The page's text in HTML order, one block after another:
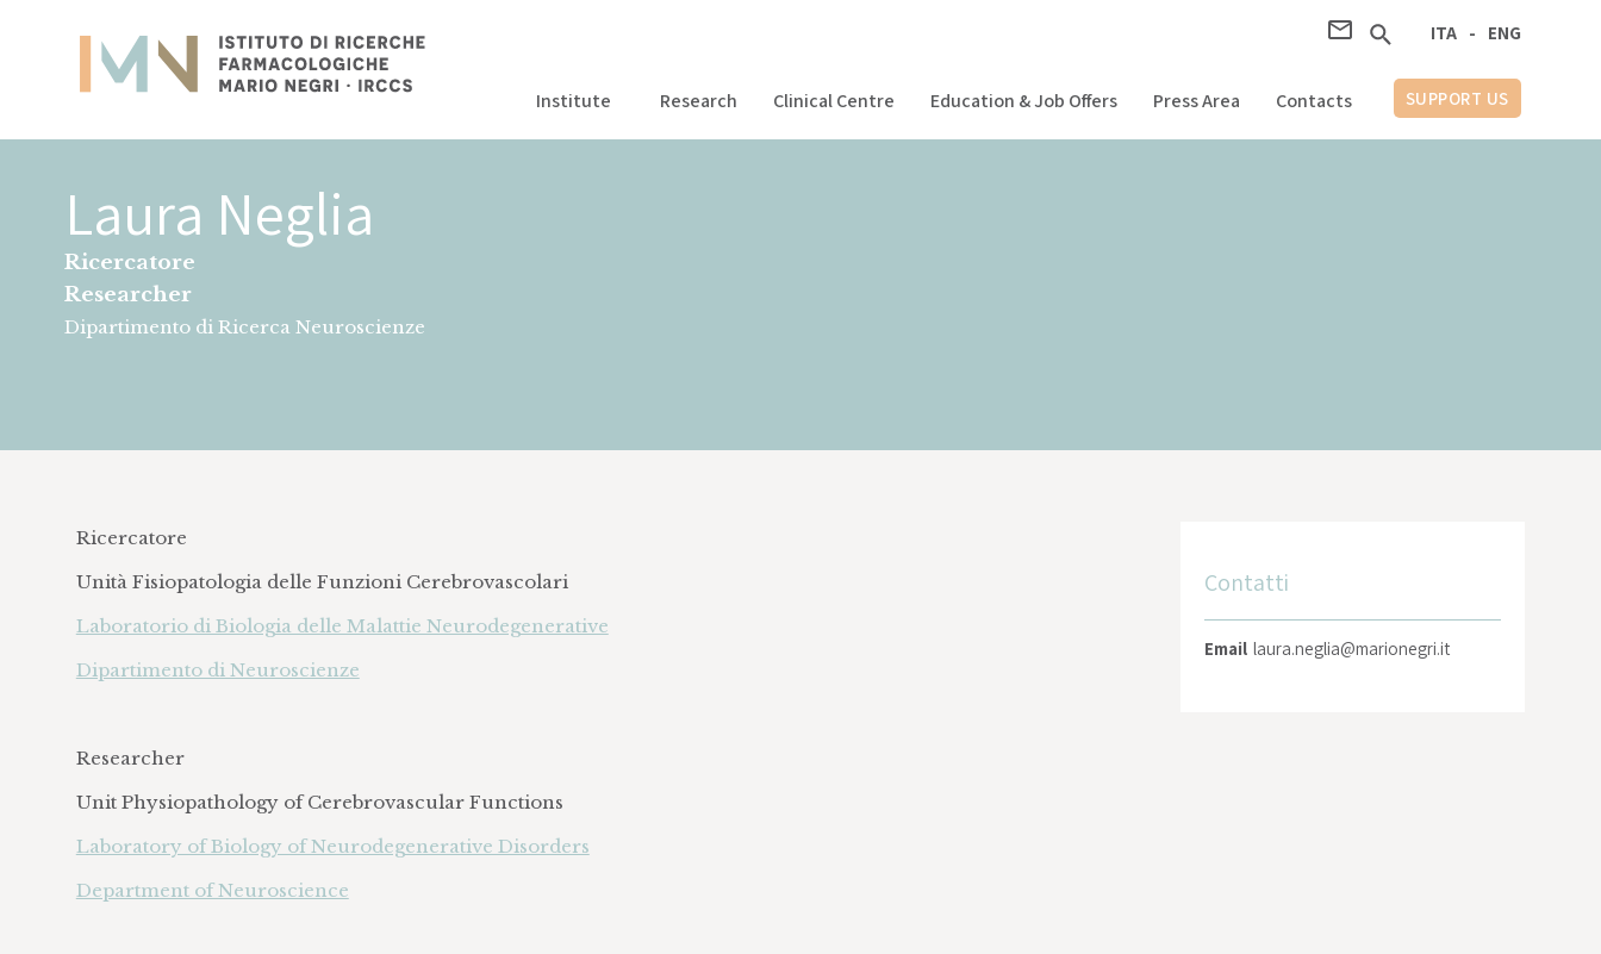
ENG
-
ITA
Centro Clinico Formazione & Posizioni aperte Magazine Area Stampa Contatti AIUTA LA RICERCA
ENG
-
ITA
Institute Research Clinical Centre Education & Job Offers Press Area Contacts SUPPORT US
Laura Neglia
Ricercatore
Researcher
Dipartimento di Ricerca Neuroscienze
Ricercatore
Unità Fisiopatologia delle Funzioni Cerebrovascolari
Laboratorio di Biologia delle Malattie Neurodegenerative
Dipartimento di Neuroscienze
Researcher
Unit Physiopathology of Cerebrovascular Functions
Laboratory of Biology of Neurodegenerative Disorders
Department of Neuroscience
Contatti
Email laura.neglia@marionegri.it